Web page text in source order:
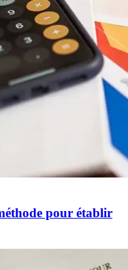
pour établir